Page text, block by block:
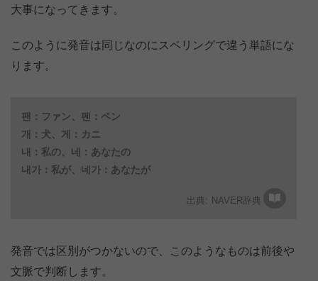
大事になってきます。
このように発音は同じなのにスペリングで違う単語にな
ります。
팬：ファン、펜：ペン
개：犬、게：カニ
내：私の、네：あなたの
내가：私が、네가：あなたが
NAVER辞典
発音では区別がつかないので、このようなものは前後や
文脈で判断します。